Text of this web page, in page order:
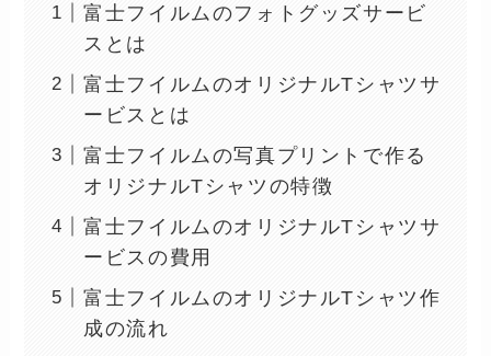
富士フイルムのフォトグッズサービ
スとは
富士フイルムのオリジナルTシャツサ
ービスとは
富士フイルムの写真プリントで作る
オリジナルTシャツの特徴
富士フイルムのオリジナルTシャツサ
ービスの費用
富士フイルムのオリジナルTシャツ作
成の流れ